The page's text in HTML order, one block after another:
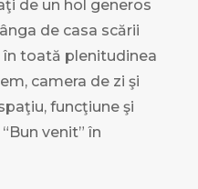
de un hol generos
de casa scării
în toată plenitudinea
camera de zi şi
funcţiune şi
venit” în